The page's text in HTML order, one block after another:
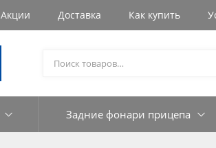
Акции Доставка Как купить
Задние фонари прицепа